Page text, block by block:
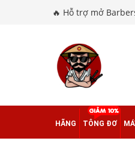
🔥 Hỗ trợ mở
HÃNG TÔNG ĐƠ